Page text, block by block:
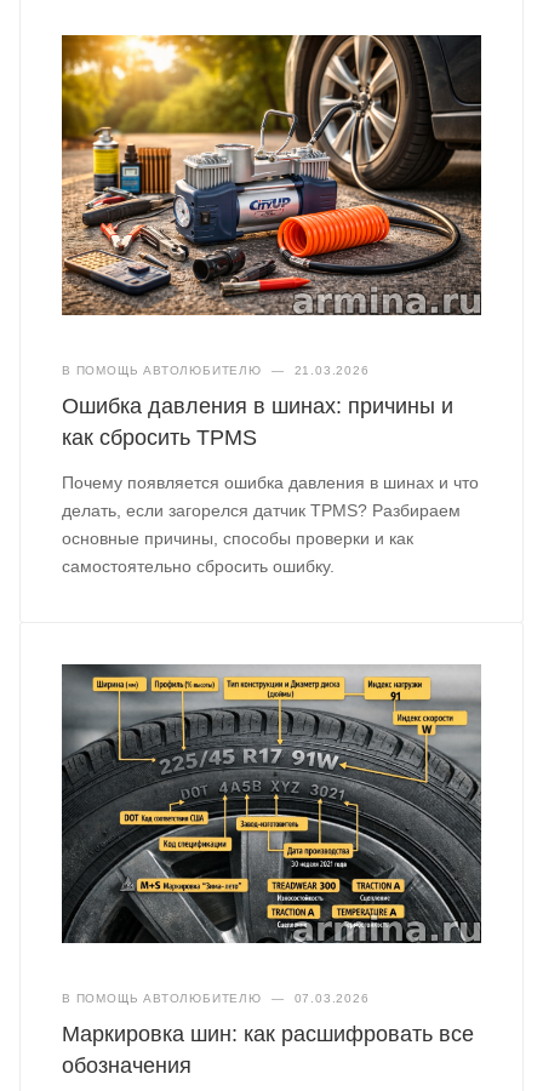
В ПОМОЩЬ АВТОЛЮБИТЕЛЮ — 21.03.2026
Ошибка давления в шинах: причины и
как сбросить TPMS
Почему появляется ошибка давления в шинах и что
делать, если загорелся датчик TPMS? Разбираем
основные причины, способы проверки и как
самостоятельно сбросить ошибку.
В ПОМОЩЬ АВТОЛЮБИТЕЛЮ — 07.03.2026
Маркировка шин: как расшифровать все
обозначения